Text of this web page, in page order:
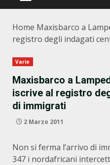
Home Maxisbarco a
registro degli indagati
Varie
Maxisbarco a
iscrive al registro
di immigrati
2 Marzo 2011
Non si ferma l’arrivo di
347 i nordafricani